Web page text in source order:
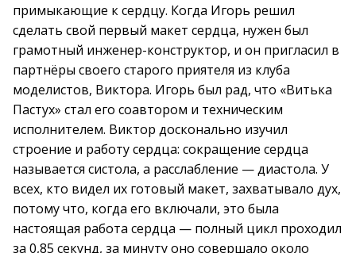
примыкающие к сердцу. Когда Игорь решил
сделать свой первый макет сердца, нужен был
грамотный инженер-конструктор, и он пригласил в
партнёры своего старого приятеля из клуба
моделистов, Виктора. Игорь был рад, что «Витька
Пастух» стал его соавтором и техническим
исполнителем. Виктор досконально изучил
строение и работу сердца: сокращение сердца
называется систола, а расслабление — диастола. У
всех, кто видел их готовый макет, захватывало дух,
потому что, когда его включали, это была
настоящая работа сердца — полный цикл проходил
за 0,85 секунд, за минуту оно совершало около